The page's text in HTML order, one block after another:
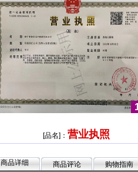
1
[品名]：营业执照
商品详细 商品评论 购物指南